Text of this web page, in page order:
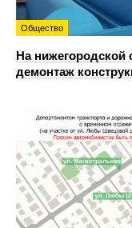
Общество
На нижегородской
демонтаж